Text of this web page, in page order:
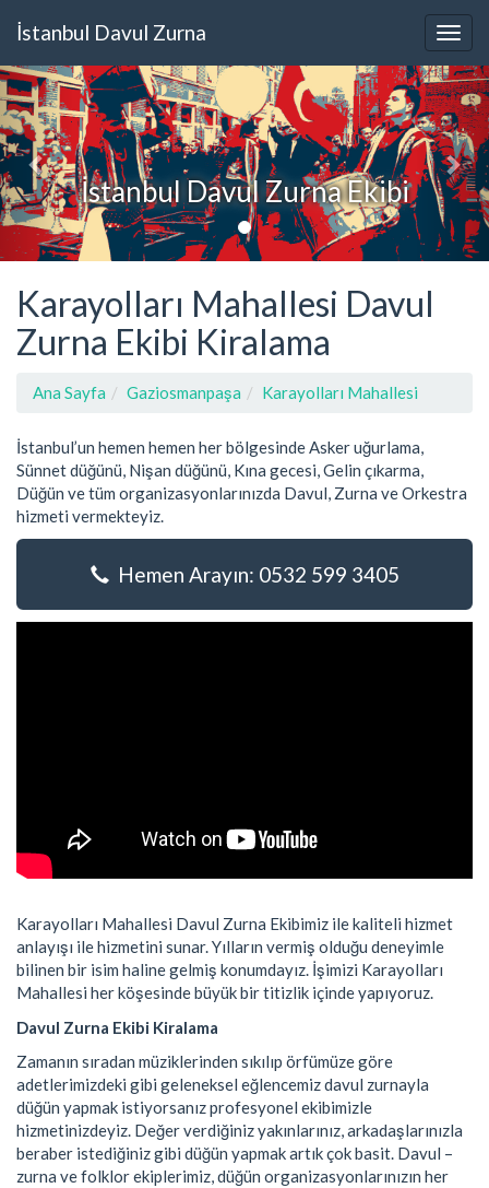
İstanbul Davul Zurna
İstanbul Davul Zurna Ekibi
Karayolları Mahallesi Davul
Zurna Ekibi Kiralama
Ana Sayfa Gaziosmanpaşa Karayolları Mahallesi
İstanbul’un hemen hemen her bölgesinde Asker uğurlama,
Sünnet düğünü, Nişan düğünü, Kına gecesi, Gelin çıkarma,
Düğün ve tüm organizasyonlarınızda Davul, Zurna ve Orkestra
hizmeti vermekteyiz.
Hemen Arayın: 0532 599 3405
Karayolları Mahallesi Davul Zurna Ekibimiz ile kaliteli hizmet
anlayışı ile hizmetini sunar. Yılların vermiş olduğu deneyimle
bilinen bir isim haline gelmiş konumdayız. İşimizi Karayolları
Mahallesi her köşesinde büyük bir titizlik içinde yapıyoruz.
Davul Zurna Ekibi Kiralama
Zamanın sıradan müziklerinden sıkılıp örfümüze göre
adetlerimizdeki gibi geleneksel eğlencemiz davul zurnayla
düğün yapmak istiyorsanız profesyonel ekibimizle
hizmetinizdeyiz. Değer verdiğiniz yakınlarınız, arkadaşlarınızla
beraber istediğiniz gibi düğün yapmak artık çok basit. Davul –
zurna ve folklor ekiplerimiz, düğün organizasyonlarınızın her